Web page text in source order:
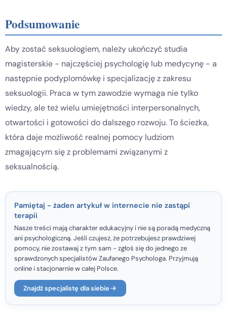
Podsumowanie
Aby zostać seksuologiem, należy ukończyć studia
magisterskie - najczęściej psychologię lub medycynę - a
następnie podyplomówkę i specjalizację z zakresu
seksuologii. Praca w tym zawodzie wymaga nie tylko
wiedzy, ale też wielu umiejętności interpersonalnych,
otwartości i gotowości do dalszego rozwoju. To ścieżka,
która daje możliwość realnej pomocy ludziom
zmagającym się z problemami związanymi z
seksualnością.
Pamiętaj - żaden artykuł w internecie nie zastąpi
terapii
Nasze treści mają charakter edukacyjny i nie są poradą medyczną
ani psychologiczną. Jeśli czujesz, że potrzebujesz prawdziwej
pomocy, nie zostawaj z tym sam - zgłoś się do jednego ze
sprawdzonych specjalistów Zaufanego Psychologa. Przyjmują
online i stacjonarnie w całej Polsce.
Znajdź specjalistę dla siebie